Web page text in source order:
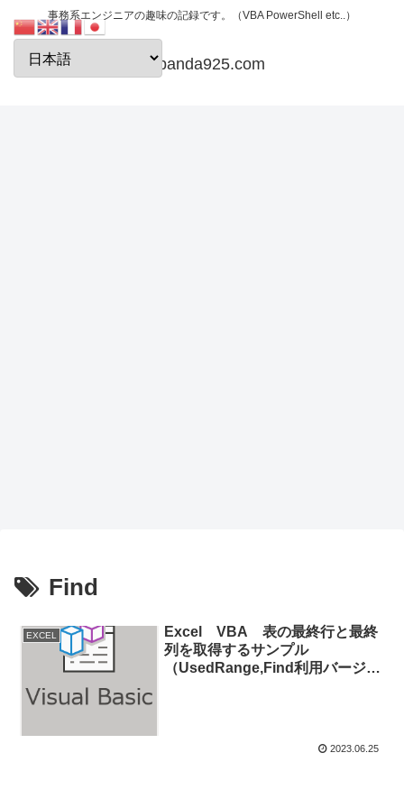
事務系エンジニアの趣味の記録です。（VBA PowerShell etc..）
papanda925.com
Find
EXCEL
Excel VBA 表の最終行と最終
列を取得するサンプル
（UsedRange,Find利用バージョ
2023.06.25